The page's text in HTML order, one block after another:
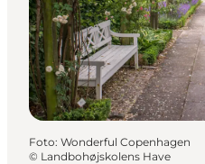
Planlæg din tur
CopenPay
Copenhagen Card
Foto: Wonderful Copenhagen
© Landbohøjskolens Have